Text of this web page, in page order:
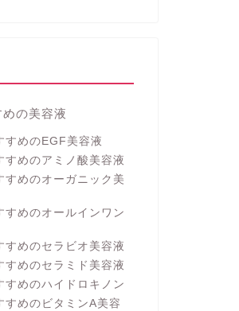
の美容液
すめのEGF美容液
すめのアミノ酸美容液
すめのオーガニック美
すめのオールインワン
すめのセラビオ美容液
すめのセラミド美容液
すめのハイドロキノン
すめのビタミンA美容